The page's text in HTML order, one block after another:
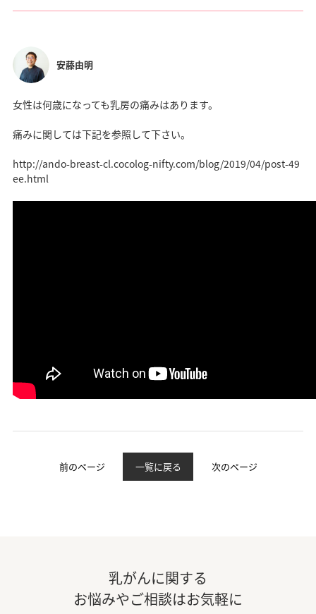
安藤由明
女性は何歳になっても乳房の痛みはあります。
痛みに関しては下記を参照して下さい。
http://ando-breast-cl.cocolog-nifty.com/blog/2019/04/post-49
ee.html
前のページ 一覧に戻る 次のページ
乳がんに関する
お悩みやご相談はお気軽に